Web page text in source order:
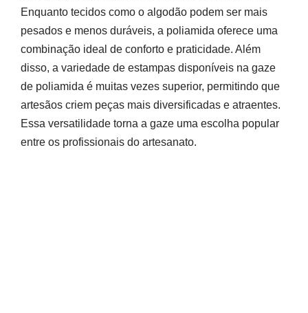
Enquanto tecidos como o algodão podem ser mais
pesados e menos duráveis, a poliamida oferece uma
combinação ideal de conforto e praticidade. Além
disso, a variedade de estampas disponíveis na gaze
de poliamida é muitas vezes superior, permitindo que
artesãos criem peças mais diversificadas e atraentes.
Essa versatilidade torna a gaze uma escolha popular
entre os profissionais do artesanato.